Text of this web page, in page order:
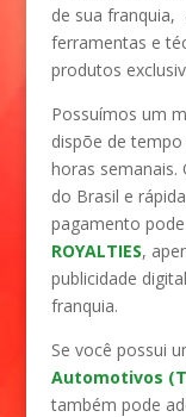
de sua franquia,
ferramentas e
produtos
Possuímos um
dispõe de
horas
do Brasil e
pagamento
ROYALTIES,
publicidade
franquia.
Se você possui
Automotivos
também pode